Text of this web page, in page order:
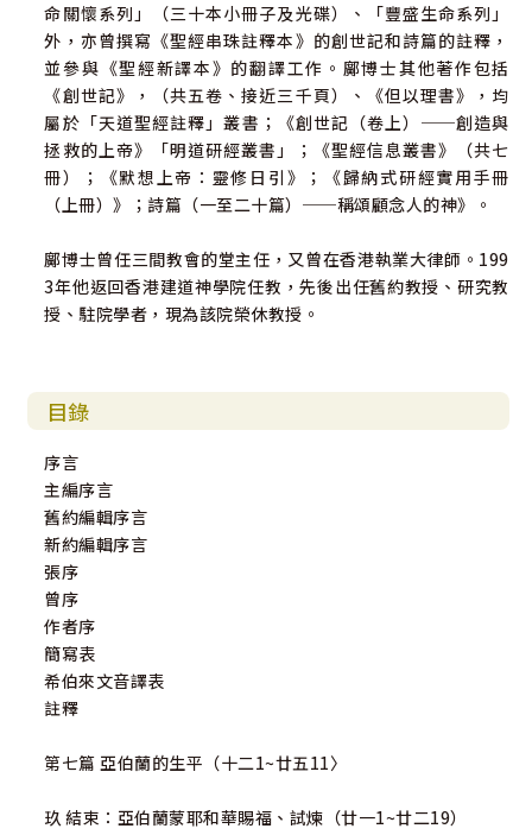
命關懷系列」（三十本小冊子及光碟）、「豐盛生命系列」
外，亦曾撰寫《聖經串珠註釋本》的創世記和詩篇的註釋，
並參與《聖經新譯本》的翻譯工作。鄺博士其他著作包括
《創世記》，（共五卷、接近三千頁）、《但以理書》，均
屬於「天道聖經註釋」叢書；《創世記（卷上）──創造與
拯救的上帝》「明道研經叢書」；《聖經信息叢書》（共七
冊）；《默想上帝：靈修日引》；《歸納式研經實用手冊
（上冊）》；詩篇（一至二十篇）──稱頌顧念人的神》。
鄺博士曾任三間教會的堂主任，又曾在香港執業大律師。199
3年他返回香港建道神學院任教，先後出任舊約教授、研究教
授、駐院學者，現為該院榮休教授。
目錄
序言
主編序言
舊約編輯序言
新約編輯序言
張序
曾序
作者序
簡寫表
希伯來文音譯表
註釋
第七篇 亞伯蘭的生平（十二1~廿五11〉
玖 結束：亞伯蘭蒙耶和華賜福、試煉（廿一1~廿二19）